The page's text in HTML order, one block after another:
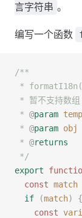
言字符串 。
编写一个函数
/**
*
* 暂不支持数组
* @param
* @param obj
* @returns
*/
export
  const
match
  if
(match)
{
    const